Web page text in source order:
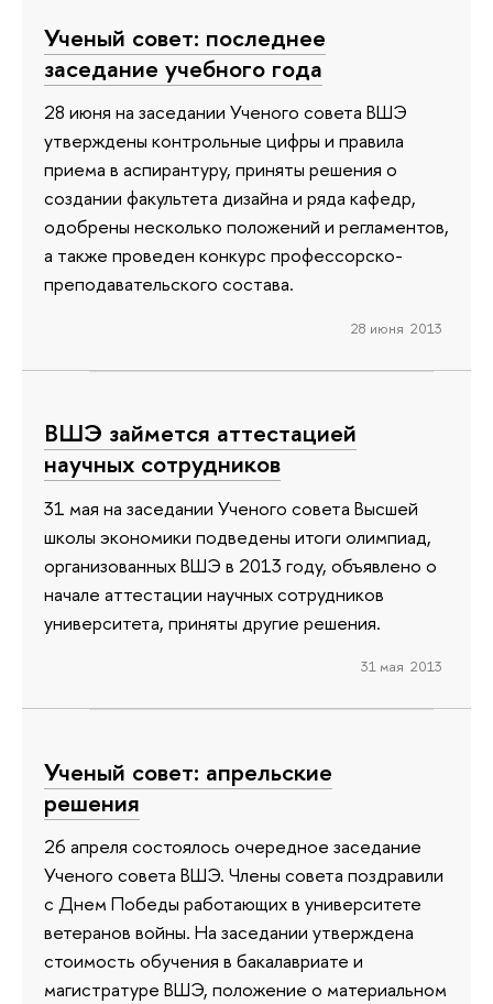
Ученый совет: последнее
заседание учебного года
28 июня на заседании Ученого совета ВШЭ
утверждены контрольные цифры и правила
приема в аспирантуру, приняты решения о
создании факультета дизайна и ряда кафедр,
одобрены несколько положений и регламентов,
а также проведен конкурс профессорско-
преподавательского состава.
28 июня 2013
ВШЭ займется аттестацией
научных сотрудников
31 мая на заседании Ученого совета Высшей
школы экономики подведены итоги олимпиад,
организованных ВШЭ в 2013 году, объявлено о
начале аттестации научных сотрудников
университета, приняты другие решения.
31 мая 2013
Ученый совет: апрельские
решения
26 апреля состоялось очередное заседание
Ученого совета ВШЭ. Члены совета поздравили
с Днем Победы работающих в университете
ветеранов войны. На заседании утверждена
стоимость обучения в бакалавриате и
магистратуре ВШЭ, положение о материальном